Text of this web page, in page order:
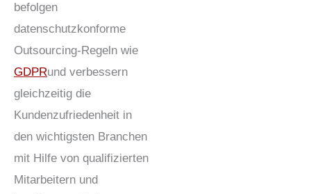
befolgen
datenschutzkonforme
Outsourcing-Regeln wie
GDPRund verbessern
gleichzeitig die
Kundenzufriedenheit in
den wichtigsten Branchen
mit Hilfe von qualifizierten
Mitarbeitern und